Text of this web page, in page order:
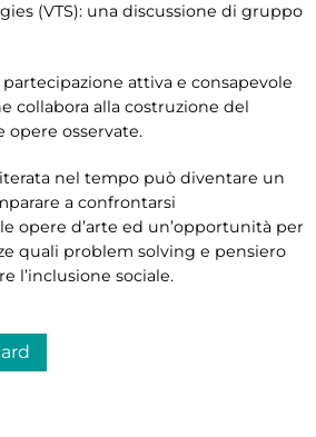
(VTS): una discussione di gruppo
attiva e consapevole
collabora alla costruzione del
opere osservate.
nel tempo può diventare un
a confrontarsi
opere d’arte ed un’opportunità per
quali problem solving e pensiero
l’inclusione sociale.